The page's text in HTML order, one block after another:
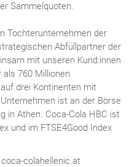
Sammelquoten.
Tochterunternehmen der
Abfüllpartner der
mit unseren Kund:innen
760 Millionen
drei Kontinenten mit
ist an der Börse
in Athen. Coca-Cola HBC ist
und im FTSE4Good Index
colahellenic.at